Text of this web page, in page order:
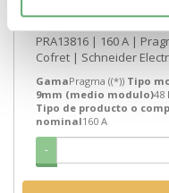
461,81€453,00€
PRA13816 | 160 A |
Cofret | Schneider
GamaPragma ((*)) Tipo
9mm (medio modulo)48
Tipo de producto o
nominal160 A
-